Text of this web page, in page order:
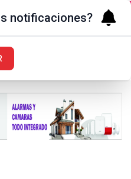
notificaciones?